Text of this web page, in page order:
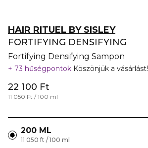
HAIR RITUEL BY SISLEY
FORTIFYING DENSIFYING
Fortifying Densifying Sampon
73 hűségpontok Köszönjük a vásárlást!
22 100 Ft
11 050 Ft / 100 ml
200 ML
11 050 ft / 100 ml